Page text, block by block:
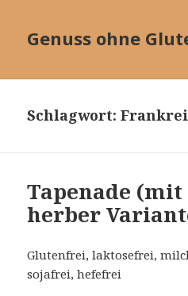
Genuss ohne
Schlagwort:
Tapenade
herber
Glutenfrei, laktosefrei,
sojafrei, hefefrei